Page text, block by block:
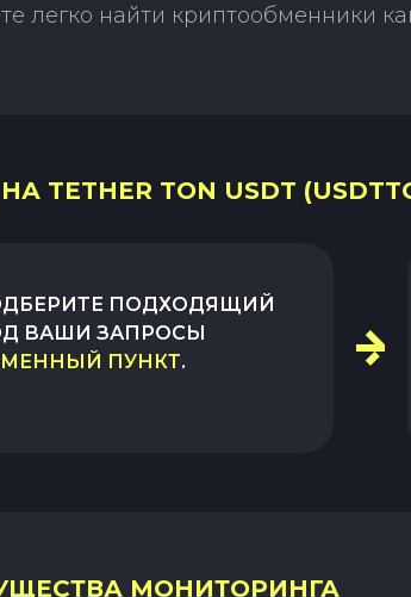
легко найти криптообменники
TON USDT
ПОДХОДЯЩИЙ
ВАШИ ЗАПРОСЫ
ПУНКТ.
МОНИТОРИНГА